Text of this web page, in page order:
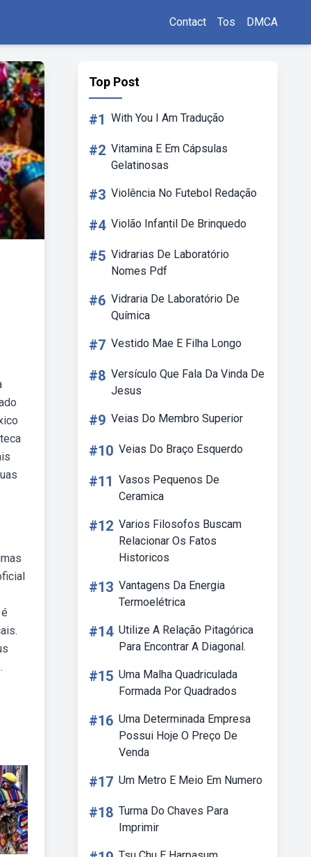
Contact Tos DMCA
Top Post
#1 With You I Am Tradução
#2 Vitamina E Em Cápsulas
Gelatinosas
#3 Violência No Futebol Redação
#4 Violão Infantil De Brinquedo
#5 Vidrarias De Laboratório
Nomes Pdf
#6 Vidraria De Laboratório De
Química
#7 Vestido Mae E Filha Longo
#8 Versículo Que Fala Da Vinda De
Jesus
#9 Veias Do Membro Superior
#10 Veias Do Braço Esquerdo
#11 Vasos Pequenos De
Ceramica
#12 Varios Filosofos Buscam
Relacionar Os Fatos
Historicos
#13 Vantagens Da Energia
Termoelétrica
#14 Utilize A Relação Pitagórica
Para Encontrar A Diagonal.
#15 Uma Malha Quadriculada
Formada Por Quadrados
#16 Uma Determinada Empresa
Possui Hoje O Preço De
Venda
#17 Um Metro E Meio Em Numero
#18 Turma Do Chaves Para
Imprimir